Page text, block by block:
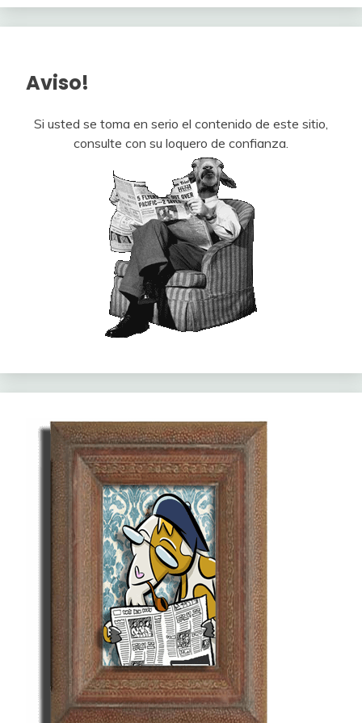
Aviso!
Si usted se toma en serio el contenido de este sitio,
consulte con su loquero de confianza.